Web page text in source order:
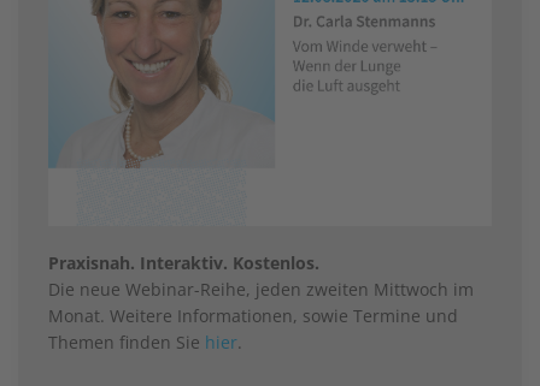
Praxisnah. Interaktiv. Kostenlos.
Die neue Webinar-Reihe, jeden zweiten Mittwoch im
Monat. Weitere Informationen, sowie Termine und
Themen finden Sie hier.